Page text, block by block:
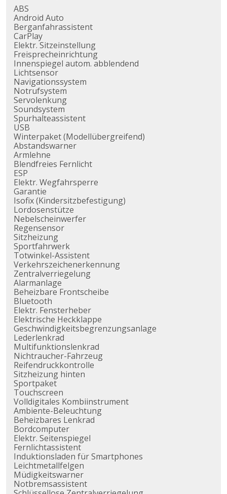
ABS
Android Auto
Berganfahrassistent
CarPlay
Elektr. Sitzeinstellung
Freisprecheinrichtung
Innenspiegel autom. abblendend
Lichtsensor
Navigationssystem
Notrufsystem
Servolenkung
Soundsystem
Spurhalteassistent
USB
Winterpaket (Modellübergreifend)
Abstandswarner
Armlehne
Blendfreies Fernlicht
ESP
Elektr. Wegfahrsperre
Garantie
Isofix (Kindersitzbefestigung)
Lordosenstütze
Nebelscheinwerfer
Regensensor
Sitzheizung
Sportfahrwerk
Totwinkel-Assistent
Verkehrszeichenerkennung
Zentralverriegelung
Alarmanlage
Beheizbare Frontscheibe
Bluetooth
Elektr. Fensterheber
Elektrische Heckklappe
Geschwindigkeitsbegrenzungsanlage
Lederlenkrad
Multifunktionslenkrad
Nichtraucher-Fahrzeug
Reifendruckkontrolle
Sitzheizung hinten
Sportpaket
Touchscreen
Volldigitales Kombiinstrument
Ambiente-Beleuchtung
Beheizbares Lenkrad
Bordcomputer
Elektr. Seitenspiegel
Fernlichtassistent
Induktionsladen für Smartphones
Leichtmetallfelgen
Müdigkeitswarner
Notbremsassistent